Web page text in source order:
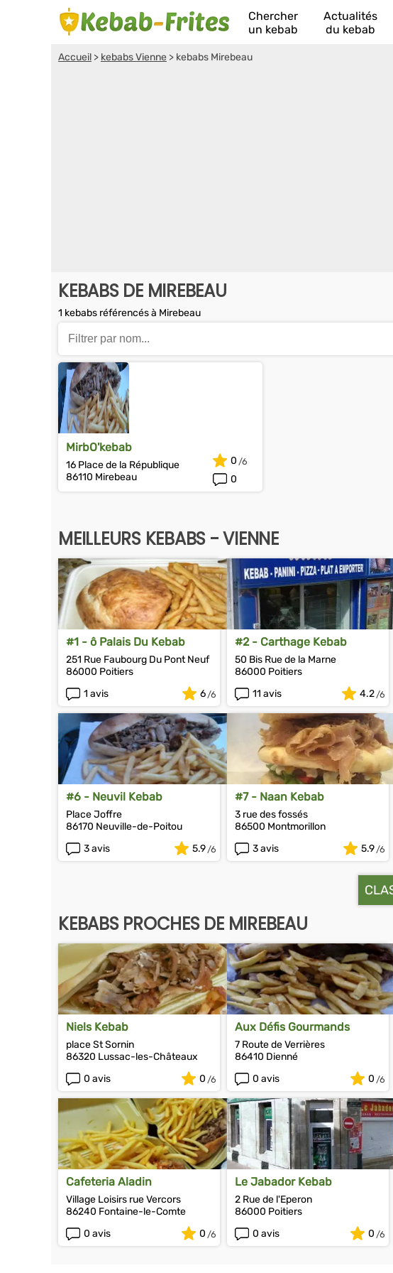
Chercher
un kebab
Actualités
du kebab
Accueil > kebabs Vienne > kebabs Mirebeau
KEBABS DE MIREBEAU
1 kebabs référencés à Mirebeau
MirbO'kebab
16 Place de la République
86110 Mirebeau
0
0
MEILLEURS KEBABS - VIENNE
#1 - ô Palais Du Kebab
251 Rue Faubourg Du Pont Neuf
86000 Poitiers
1 avis
6
#2 - Carthage Kebab
50 Bis Rue de la Marne
86000 Poitiers
11 avis
4.2
#6 - Neuvil Kebab
Place Joffre
86170 Neuville-de-Poitou
3 avis
5.9
#7 - Naan Kebab
3 rue des fossés
86500 Montmorillon
3 avis
5.9
KEBABS PROCHES DE MIREBEAU
Niels Kebab
place St Sornin
86320 Lussac-les-Châteaux
0 avis
0
Aux Défis Gourmands
7 Route de Verrières
86410 Dienné
0 avis
0
Cafeteria Aladin
Village Loisirs rue Vercors
86240 Fontaine-le-Comte
0 avis
0
Le Jabador Kebab
2 Rue de l'Eperon
86000 Poitiers
0 avis
0